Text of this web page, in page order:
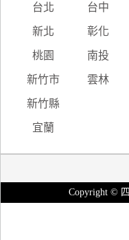
台北 台中
新北 彰化
桃園 南投
新竹市 雲林
新竹縣
宜蘭
Copyright ©